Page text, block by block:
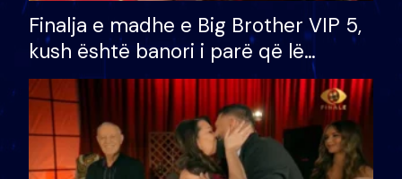
Finalja e madhe e Big Brother VIP 5,
kush është banori i parë që lë
shtëpinë dhe humb mundësinë për
të fituar çmimin e madh